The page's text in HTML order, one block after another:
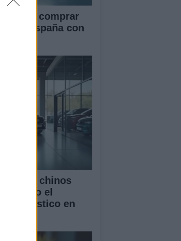
para comprar
en España con
chinos
el
en